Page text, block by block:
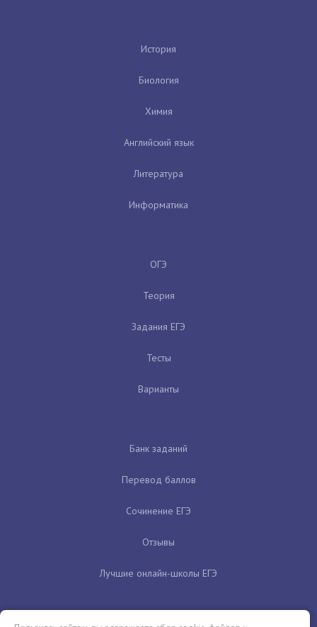
История
Биология
Химия
Английский язык
Литература
Информатика
ОГЭ
Теория
Задания ЕГЭ
Тесты
Варианты
Банк заданий
Перевод баллов
Сочинение ЕГЭ
Отзывы
Лучшие онлайн-школы ЕГЭ